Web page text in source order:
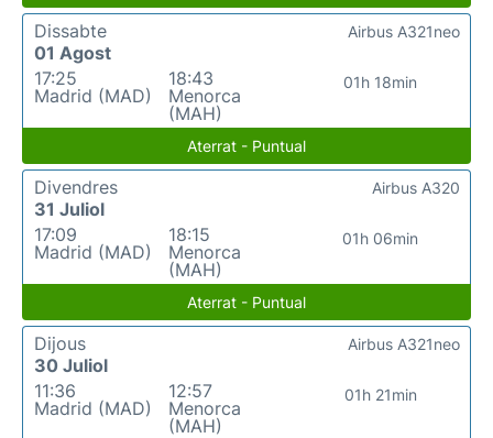
Dissabte
01 Agost
17:25
Madrid (MAD)
18:43
Menorca
(MAH)
01h 18min
Airbus A321neo
Aterrat - Puntual
Divendres
31 Juliol
17:09
Madrid (MAD)
18:15
Menorca
(MAH)
01h 06min
Airbus A320
Aterrat - Puntual
Dijous
30 Juliol
11:36
Madrid (MAD)
12:57
Menorca
(MAH)
01h 21min
Airbus A321neo